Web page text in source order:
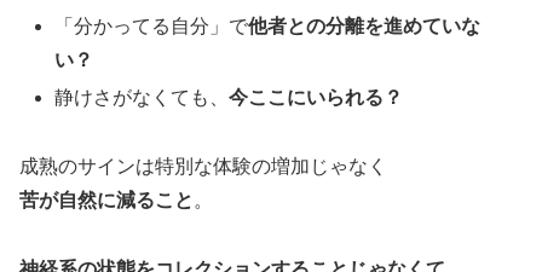
「分かってる自分」で他者との分離を進めていな
い？
静けさがなくても、今ここにいられる？
成熟のサインは特別な体験の増加じゃなく
苦が自然に減ること 。